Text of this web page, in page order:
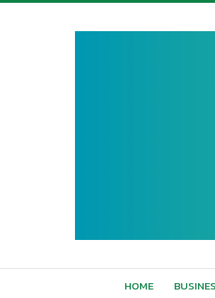
HOME